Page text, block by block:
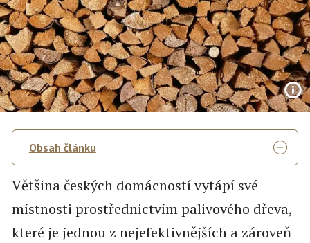
Obsah článku
Většina českých domácností vytápí své
místnosti prostřednictvím palivového dřeva,
které je jednou z nejefektivnějších a zároveň